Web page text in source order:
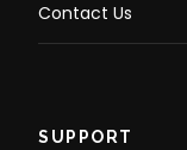
Contact Us
SUPPORT